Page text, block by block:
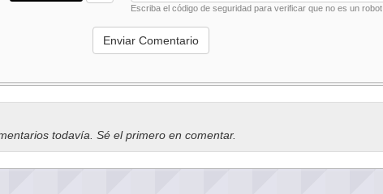
Escriba el código de seguridad para verificar que no es un robot.
todavía. Sé el primero en comentar.